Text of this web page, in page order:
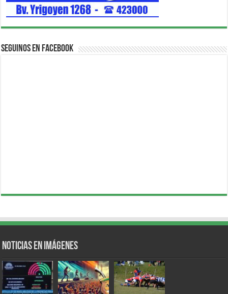
Seguinos en Facebook
Noticias en Imágenes